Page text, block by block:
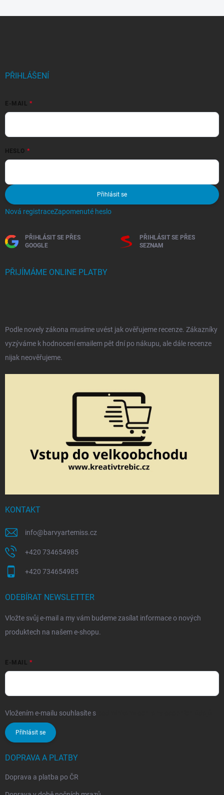
PŘIHLÁŠENÍ
E-MAIL
HESLO
Přihlásit se
Nová registraceZapomenuté heslo
PŘIHLÁSIT SE PŘES
GOOGLE
PŘIHLÁSIT SE PŘES
SEZNAM
PŘIJÍMÁME ONLINE PLATBY
Podle novely zákona musíme uvést jak ověřujeme recenze. Zákazníky
vyzýváme k hodnocení emailem pět dní po nákupu, ale dále recenze
nijak neověřujeme.
KONTAKT
info@barvyartemiss.cz
+420 734654985
+420 734654985
ODEBÍRAT NEWSLETTER
Vložte svůj e-mail a my vám budeme zasílat informace o nových
produktech na našem e-shopu.
E-MAIL
Vložením e-mailu souhlasíte s
Přihlásit se
DOPRAVA A PLATBY
Doprava a platba po ČR